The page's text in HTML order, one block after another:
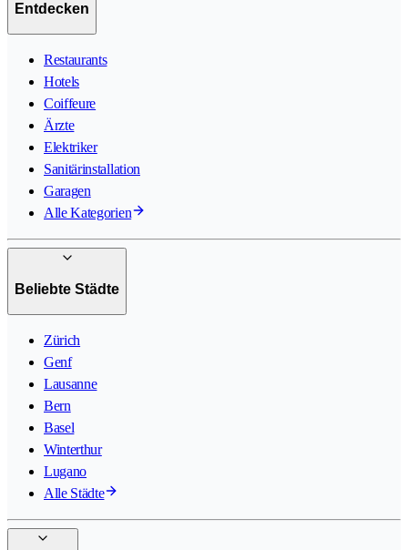
Entdecken
Restaurants
Hotels
Coiffeure
Ärzte
Elektriker
Sanitärinstallation
Garagen
Alle Kategorien
Beliebte Städte
Zürich
Genf
Lausanne
Bern
Basel
Winterthur
Lugano
Alle Städte